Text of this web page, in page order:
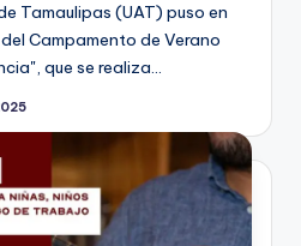
Tamaulipas (UAT) puso en
Campamento de Verano
que se realiza…